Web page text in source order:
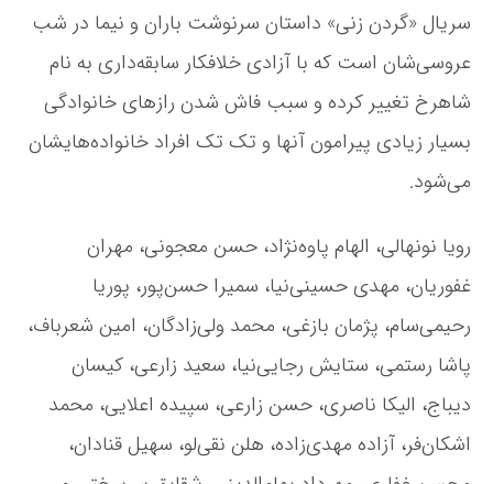
سریال «گردن زنی» داستان سرنوشت باران و نیما در شب
عروسی‌شان است که با آزادی خلافکار سابقه‌داری به نام
شاهرخ تغییر کرده و سبب فاش شدن رازهای خانوادگی
بسیار زیادی پیرامون آنها و تک تک افراد خانواده‌هایشان
می‌شود.
رویا نونهالی، الهام پاوه‌نژاد، حسن معجونی، مهران
غفوریان، مهدی حسینی‌نیا، سمیرا حسن‌پور، پوریا
رحیمی‌سام، پژمان بازغی، محمد ولی‌زادگان، امین شعرباف،
پاشا رستمی، ستایش رجایی‌نیا، سعید زارعی، کیسان
دیباج، الیکا ناصری، حسن زارعی، سپیده اعلایی، محمد
اشکان‌فر، آزاده مهدی‌زاده، هلن نقی‌لو، سهیل قنادان،